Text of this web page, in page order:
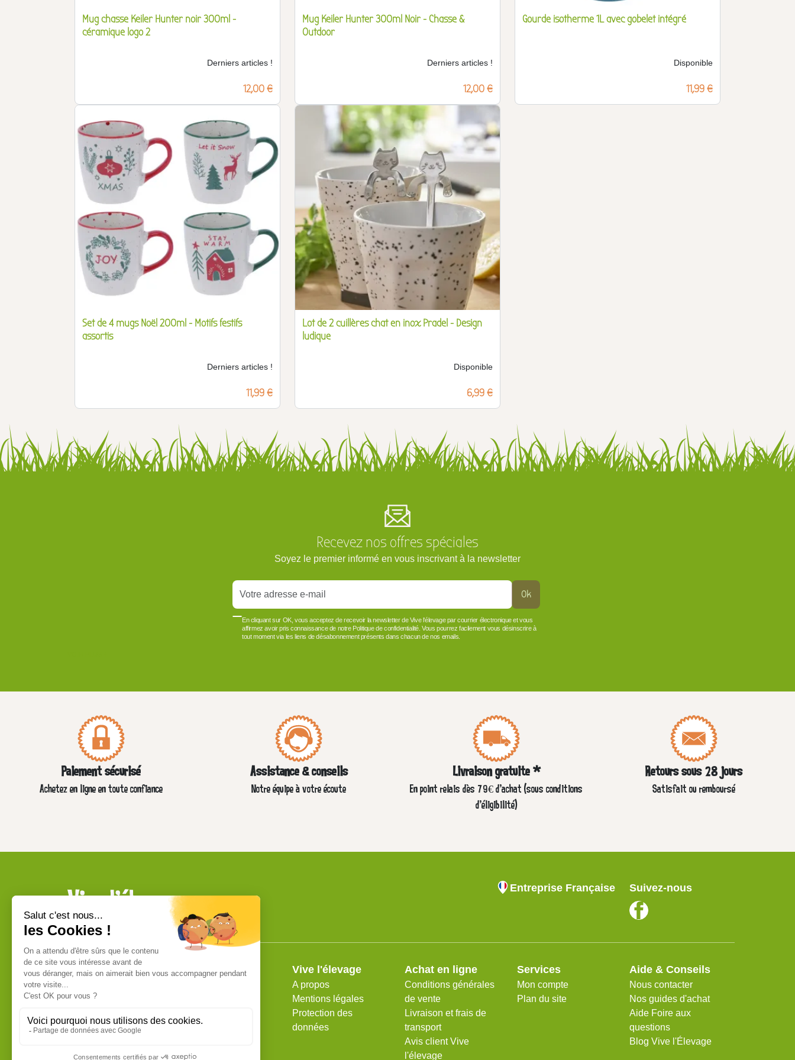
Mug chasse Keiler Hunter noir 300ml -
céramique logo 2
Derniers articles !
Prix
12,00 €
Mug Keiler Hunter 300ml Noir - Chasse &
Outdoor
Derniers articles !
Prix
12,00 €
Gourde isotherme 1L avec gobelet intégré
Disponible
Prix
11,99 €
Set de 4 mugs Noël 200ml - Motifs festifs
assortis
Derniers articles !
Prix
11,99 €
Lot de 2 cuillères chat en inox Pradel - Design
ludique
Disponible
Prix
6,99 €
Recevez nos offres spéciales
Soyez le premier informé en vous inscrivant à la newsletter
Ok
En cliquant sur OK, vous acceptez de recevoir la newsletter de Vive l'élevage par courrier électronique et vous
affirmez avoir pris connaissance de notre Politique de confidentialité. Vous pourrez facilement vous désinscrire à
tout moment via les liens de désabonnement présents dans chacun de nos emails.
Paiement sécurisé
Achetez en ligne en toute confiance
Assistance & conseils
Notre équipe à votre écoute
Livraison gratuite *
En point relais dès 79€ d’achat (sous conditions
d'éligibilité)
Retours sous 28 jours
Satisfait ou remboursé
Entreprise Française Suivez-nous
Vive l'élevage
A propos
Mentions légales
Protection des
données
Achat en ligne
Conditions générales
de vente
Livraison et frais de
transport
Avis client Vive
l'élevage
Services
Mon compte
Plan du site
Aide & Conseils
Nous contacter
Nos guides d'achat
Aide Foire aux
questions
Blog Vive l'Élevage